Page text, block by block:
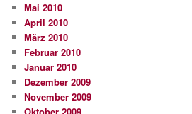
Mai 2010
April 2010
März 2010
Februar 2010
Januar 2010
Dezember 2009
November 2009